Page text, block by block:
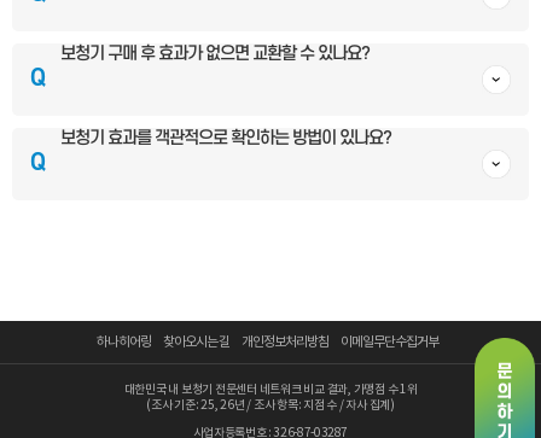
Q
보청기 구매 후 효과가 없으면 교환할 수 있나요?
Q
보청기 효과를 객관적으로 확인하는 방법이 있나요?
하나히어링 찾아오시는 길 개인정보처리방침 이메일무단수집거부
대한민국 내 보청기 전문센터 네트워크 비교 결과, 가맹점 수 1위
(조사 기준: 25, 26년 / 조사 항목: 지점 수 / 자사 집계)
사업자등록번호 : 326-87-03287